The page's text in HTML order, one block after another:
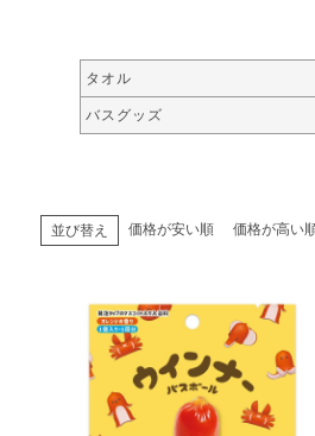
タオル
バスグッズ
並び替え 価格が安い順 価格が高い